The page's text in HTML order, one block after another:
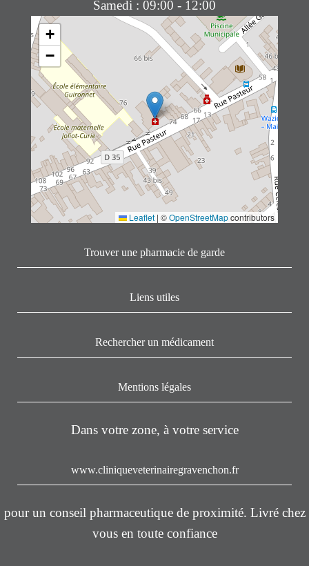
+
−
Leaflet | ©OpenStreetMapcontributors
Trouver une pharmacie de garde
Liens utiles
Rechercher un médicament
Mentions légales
Dans votre zone, à votre service
www.cliniqueveterinairegravenchon.fr
pour un conseil pharmaceutique de proximité. Livré chez
vous en toute confiance
Samedi : 09:00 - 12:00